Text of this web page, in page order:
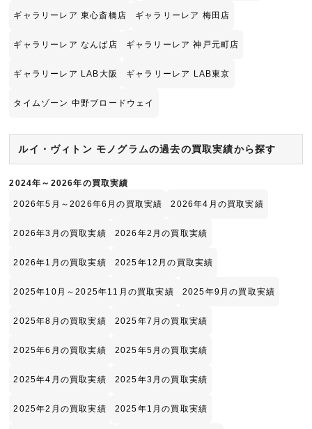
ギャラリーレア 東心斎橋店 ギャラリーレア 梅田店
ギャラリーレア なんば店 ギャラリーレア 神戸元町店
ギャラリーレア LAB大阪 ギャラリーレア LAB東京
タイムゾーン 中野ブロードウェイ
ルイ・ヴィトン モノグラムの過去の買取実績から探す
2024年～2026年の買取実績
2026年5月～2026年6月の買取実績 2026年4月の買取実績
2026年3月の買取実績 2026年2月の買取実績
2026年1月の買取実績 2025年12月の買取実績
2025年10月～2025年11月の買取実績 2025年9月の買取実績
2025年8月の買取実績 2025年7月の買取実績
2025年6月の買取実績 2025年5月の買取実績
2025年4月の買取実績 2025年3月の買取実績
2025年2月の買取実績 2025年1月の買取実績